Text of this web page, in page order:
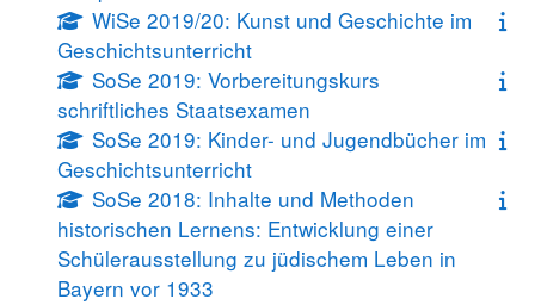
WiSe 2019/20: Kunst und Geschichte im
Geschichtsunterricht
SoSe 2019: Vorbereitungskurs
schriftliches Staatsexamen
SoSe 2019: Kinder- und Jugendbücher im
Geschichtsunterricht
SoSe 2018: Inhalte und Methoden
historischen Lernens: Entwicklung einer
Schülerausstellung zu jüdischem Leben in
Bayern vor 1933